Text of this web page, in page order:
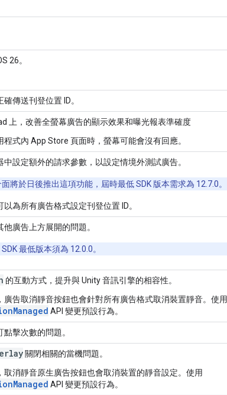
26。
傳送刊登位置 ID。
上，改善全螢幕廣告的顯示效果和曝光報表準確度
式內 App Store 頁面時，螢幕可能會沒有回應。
中設定額外的請求參數，以設定情境外測試廣告。
將於日後推出這項功能，屆時最低 SDK 版本需求為 12.7.0。
為所有廣告格式設定刊登位置 ID。
廣告上方展開的問題。
最低版本須為 12.0.0。
的互動方式，提升與 Unity 音訊引擎的相容性。
告取消靜音按鈕也會針對所有廣告格式取消裝置靜音。使用
API 變更預設行為。
擊次數的問題。
關閉相關的當機問題。
消靜音原生廣告按鈕也會取消裝置的靜音設定。使用
API 變更預設行為。